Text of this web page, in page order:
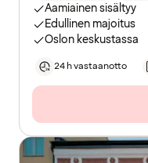
Aamiainen sisältyy
Edullinen majoitus
Oslon keskustassa
24 h vastaanotto